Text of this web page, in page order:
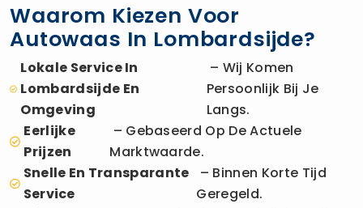
Waarom Kiezen Voor
Autowaas In Lombardsijde?
Lokale Service In
Lombardsijde En
Omgeving
– Wij Komen
Persoonlijk Bij Je
Langs.
Eerlijke
Prijzen
– Gebaseerd Op De Actuele
Marktwaarde.
Snelle En Transparante
Service
– Binnen Korte Tijd
Geregeld.